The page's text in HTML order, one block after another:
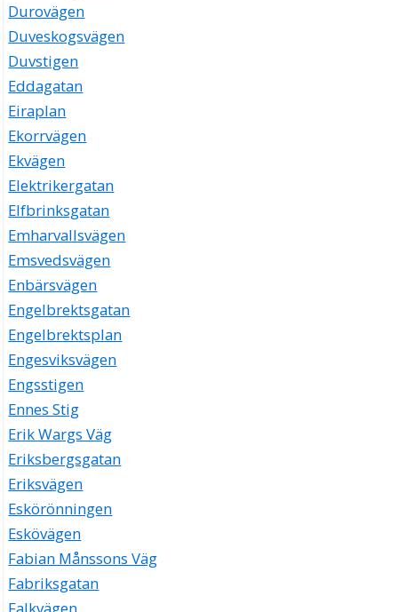
Durovägen
Duveskogsvägen
Duvstigen
Eddagatan
Eiraplan
Ekorrvägen
Ekvägen
Elektrikergatan
Elfbrinksgatan
Emharvallsvägen
Emsvedsvägen
Enbärsvägen
Engelbrektsgatan
Engelbrektsplan
Engesviksvägen
Engsstigen
Ennes Stig
Erik Wargs Väg
Eriksbergsgatan
Eriksvägen
Eskörönningen
Eskövägen
Fabian Månssons Väg
Fabriksgatan